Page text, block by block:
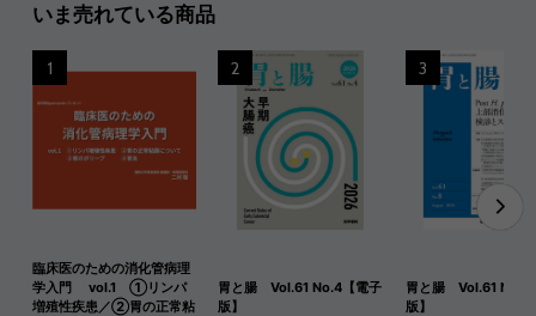
いま売れている商品
臨床医のための消化管病理
学入門 vol.1 ①リンパ
増殖性疾患／②胃の正常粘
1
胃と腸 Vol.61 No.4【電子
版】
2
胃と腸 Vol.61 No.8
版】
3